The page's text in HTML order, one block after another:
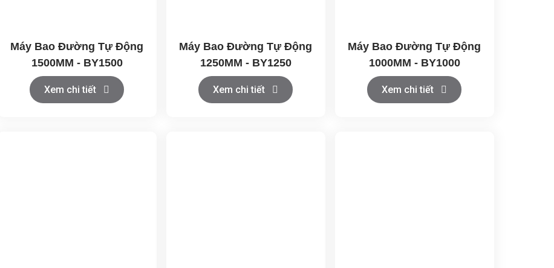
Máy Bao Đường Tự Động
1500MM - BY1500
Xem chi tiết
Máy Bao Đường Tự Động
1250MM - BY1250
Xem chi tiết
Máy Bao Đường Tự Động
1000MM - BY1000
Xem chi tiết